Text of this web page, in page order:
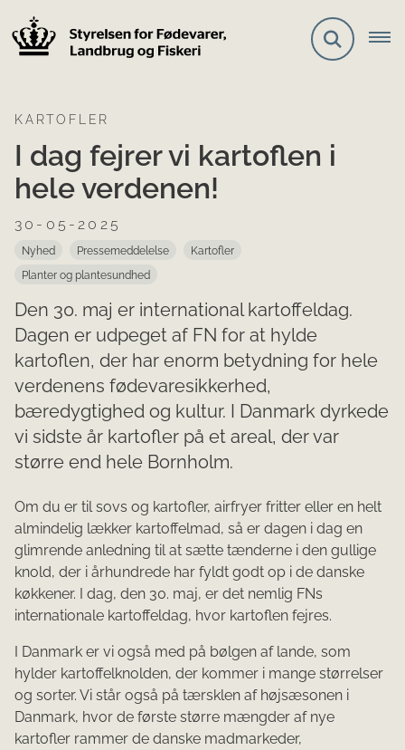
KARTOFLER
I dag fejrer vi kartoflen i
hele verdenen!
30-05-2025
Nyhed Pressemeddelelse
Kartofler
Planter og plantesundhed
Den 30. maj er international kartoffeldag.
Dagen er udpeget af FN for at hylde
kartoflen, der har enorm betydning for hele
verdenens fødevaresikkerhed,
bæredygtighed og kultur. I Danmark dyrkede
vi sidste år kartofler på et areal, der var
større end hele Bornholm.
Om du er til sovs og kartofler, airfryer fritter eller en helt
almindelig lækker kartoffelmad, så er dagen i dag en
glimrende anledning til at sætte tænderne i den gullige
knold, der i århundrede har fyldt godt op i de danske
køkkener. I dag, den 30. maj, er det nemlig FNs
internationale kartoffeldag, hvor kartoflen fejres.
I Danmark er vi også med på bølgen af lande, som
hylder kartoffelknolden, der kommer i mange størrelser
og sorter. Vi står også på tærsklen af højsæsonen i
Danmark, hvor de første større mængder af nye
kartofler rammer de danske madmarkeder,